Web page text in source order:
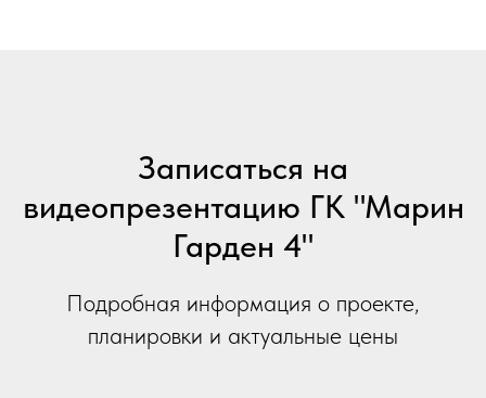
Записаться на
видеопрезентацию ГК "Марин
Гарден 4"
Подробная информация о проекте,
планировки и актуальные цены